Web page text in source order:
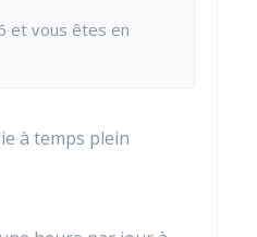
et vous êtes en
à temps plein